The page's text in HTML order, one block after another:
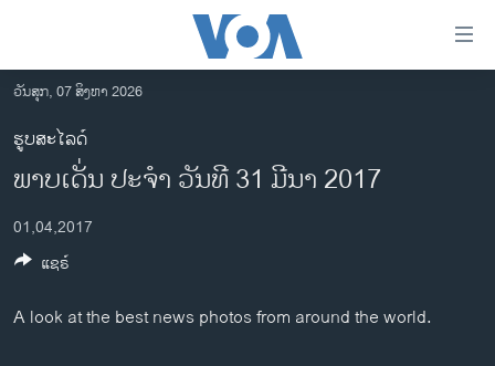
ເຂົ້າ
ຫາ
ຂ້າມ
ຂ້າມ
ໄປ
ຫາ
ຄົ້ນ
ລາວ
ອາເມຣິກາ
ການເລືອກຕັ້ງ ປະທານາທີບໍດີ ສະຫະລັດ 2024
ຂ່າວ​ຈີນ
ໂລກ
ວັນສຸກ, 07 ສິງຫາ 2026
ຮູບສະໄລດ໌
ພາບເດັ່ນ ປະຈຳ ວັນທີ 31 ມີນາ 2017
01,04,2017
A look at the best news photos from around the world.
ແຊຣ໌